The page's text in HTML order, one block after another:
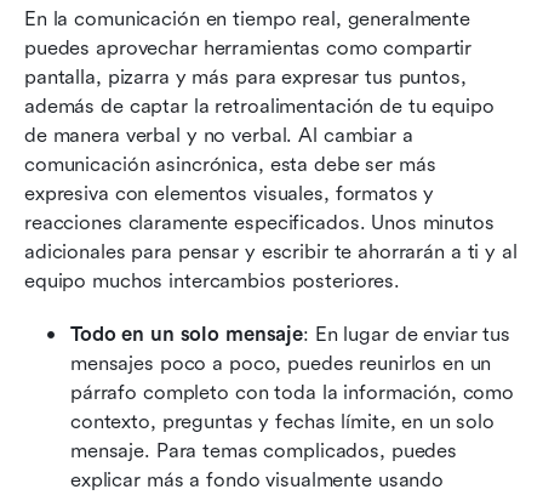
En la comunicación en tiempo real, generalmente
puedes aprovechar herramientas como compartir
pantalla, pizarra y más para expresar tus puntos,
además de captar la retroalimentación de tu equipo
de manera verbal y no verbal. Al cambiar a
comunicación asincrónica, esta debe ser más
expresiva con elementos visuales, formatos y
reacciones claramente especificados. Unos minutos
adicionales para pensar y escribir te ahorrarán a ti y al
equipo muchos intercambios posteriores.
Todo en un solo mensaje: En lugar de enviar tus
mensajes poco a poco, puedes reunirlos en un
párrafo completo con toda la información, como
contexto, preguntas y fechas límite, en un solo
mensaje. Para temas complicados, puedes
explicar más a fondo visualmente usando